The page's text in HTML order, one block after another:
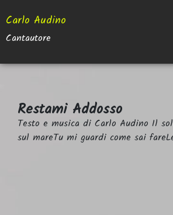
Skip
content
Carlo Audino
Cantautore
Restami Addosso
Testo e musica di Carlo Audino Il
sul mareTu mi guardi come sai